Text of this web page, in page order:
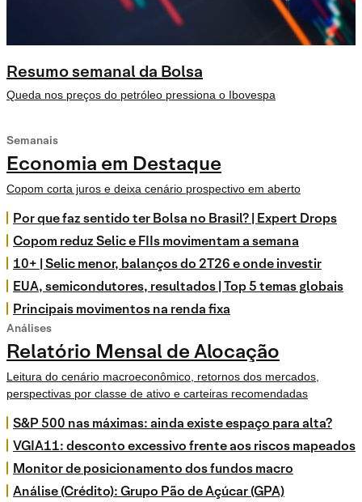
Resumo semanal da Bolsa
Queda nos preços do petróleo pressiona o Ibovespa
Semanais
Economia em Destaque
Copom corta juros e deixa cenário prospectivo em aberto
Por que faz sentido ter Bolsa no Brasil? | Expert Drops
Copom reduz Selic e FIIs movimentam a semana
10+ | Selic menor, balanços do 2T26 e onde investir
EUA, semicondutores, resultados | Top 5 temas globais
Principais movimentos na renda fixa
Análises
Relatório Mensal de Alocação
Leitura do cenário macroeconômico, retornos dos mercados,
perspectivas por classe de ativo e carteiras recomendadas
S&P 500 nas máximas: ainda existe espaço para alta?
VGIA11: desconto excessivo frente aos riscos mapeados
Monitor de posicionamento dos fundos macro
Análise (Crédito): Grupo Pão de Açúcar (GPA)